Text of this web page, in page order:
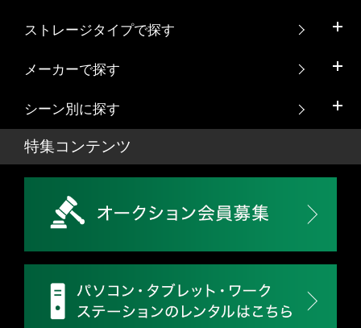
ストレージタイプで探す
メーカーで探す
シーン別に探す
特集コンテンツ